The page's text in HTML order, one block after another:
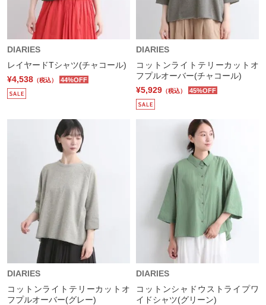
DIARIES
レイヤードTシャツ(チャコール)
¥4,538 （税込） 44%OFF
DIARIES
コットンライトテリーカットオ
フプルオーバー(チャコール)
¥5,929 （税込） 45%OFF
DIARIES
コットンライトテリーカットオ
フプルオーバー(グレー)
DIARIES
コットンシャドウストライプワ
イドシャツ(グリーン)